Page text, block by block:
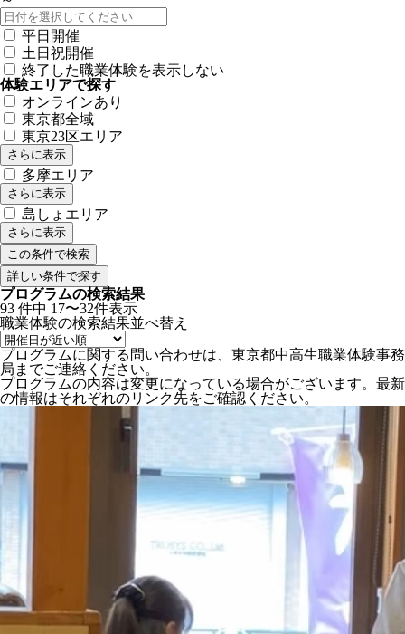
平日開催
土日祝開催
終了した職業体験を表示しない
体験エリアで探す
オンラインあり
東京都全域
東京23区エリア
さらに表示
多摩エリア
さらに表示
島しょエリア
さらに表示
詳しい条件で探す
プログラムの検索結果
93 件中 17〜32件表示
職業体験の検索結果並べ替え
プログラムに関する問い合わせは、東京都中高生職業体験事務
局までご連絡ください。
プログラムの内容は変更になっている場合がございます。最新
の情報はそれぞれのリンク先をご確認ください。